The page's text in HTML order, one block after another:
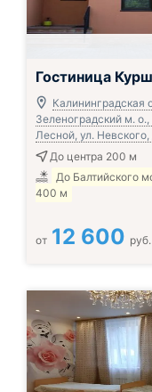
Гостиница
Калининградская
Зеленоградский м. о.,
Лесной, ул. Невского,
До центра 200 м
До Балтийского
400 м
от 12 600 руб.